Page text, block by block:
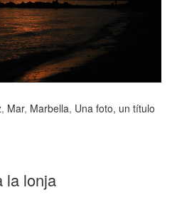
, Mar, Marbella, Una foto, un título
la lonja